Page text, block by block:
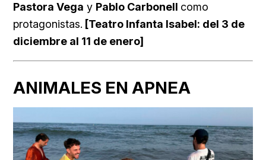
Pastora Vega y Pablo Carbonell como
protagonistas. [Teatro Infanta Isabel: del 3 de
diciembre al 11 de enero]
ANIMALES EN APNEA